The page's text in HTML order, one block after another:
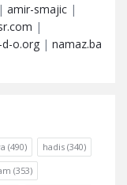
| amir-smajic |
|
d-o.org | namaz.ba
(490) hadis (340)
(353)